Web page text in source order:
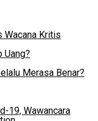
Wacana Kritis
Uang?
Merasa Benar?
19, Wawancara